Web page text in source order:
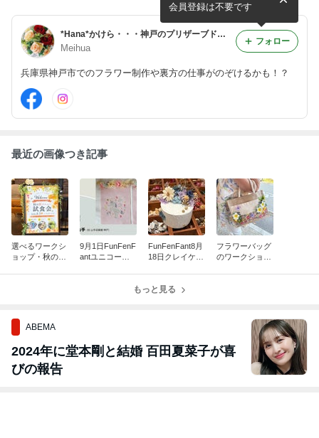
*Hana*かけら・・・神戸のプリザーブドフラワー・フラワーギフト専門店Meihua
Meihua
兵庫県神戸市でのフラワー制作や裏方の仕事がのぞけるかも！？
会員登録は不要です
フォロー
最近の画像つき記事
選べるワークシ
ョップ・秋の新
9月1日FunFenF
antユニコーン
FunFenFant8月
18日クレイケー
フラワーバッグ
のワークショッ
もっと見る
ABEMA
2024年に堂本剛と結婚 百田夏菜子が喜
びの報告